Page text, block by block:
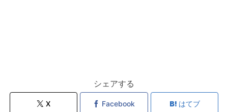
シェアする
X Facebook はてブ